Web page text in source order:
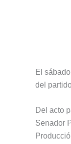
El
del
Del acto
Senador